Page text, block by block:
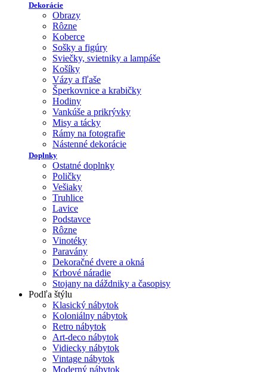
Dekorácie
Obrazy
Rôzne
Koberce
Sošky a figúry
Sviečky, svietniky a lampáše
Košíky
Vázy a fľaše
Šperkovnice a krabičky
Hodiny
Vankúše a prikrývky
Misy a tácky
Rámy na fotografie
Nástenné dekorácie
Doplnky
Ostatné doplnky
Poličky
Vešiaky
Truhlice
Lavice
Podstavce
Rôzne
Vinotéky
Paravány
Dekoračné dvere a okná
Krbové náradie
Stojany na dáždniky a časopisy
Podľa štýlu
Klasický nábytok
Koloniálny nábytok
Retro nábytok
Art-deco nábytok
Vidiecky nábytok
Vintage nábytok
Moderný nábytok